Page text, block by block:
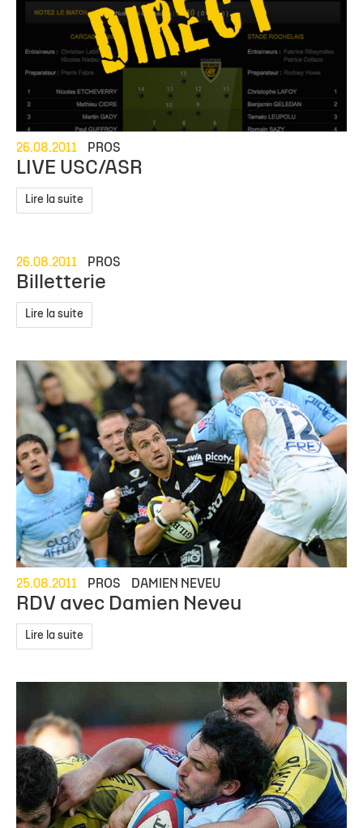
26.08.2011 PROS
LIVE USC/ASR
Lire la suite
26.08.2011 PROS
Billetterie
Lire la suite
25.08.2011 PROS DAMIEN NEVEU
RDV avec Damien Neveu
Lire la suite